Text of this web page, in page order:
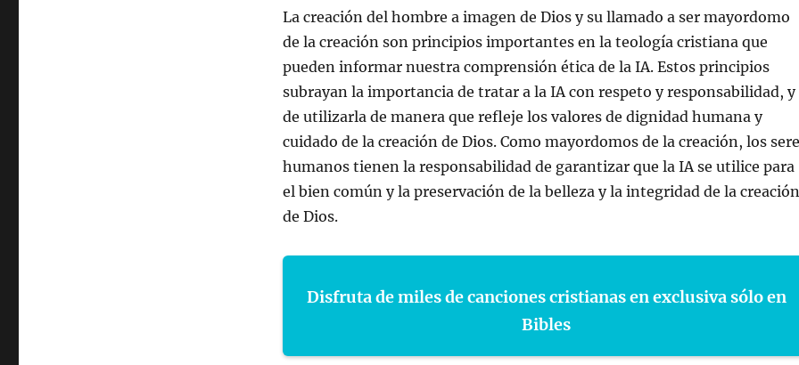
La creación del hombre a imagen de Dios y su llamado a ser mayordomo
de la creación son principios importantes en la teología cristiana que
pueden informar nuestra comprensión ética de la IA. Estos principios
subrayan la importancia de tratar a la IA con respeto y responsabilidad, y
de utilizarla de manera que refleje los valores de dignidad humana y
cuidado de la creación de Dios. Como mayordomos de la creación, los
humanos tienen la responsabilidad de garantizar que la IA se utilice para
el bien común y la preservación de la belleza y la integridad de la creación
de Dios.
Disfruta de miles de canciones cristianas en exclusiva sólo en
Bibles